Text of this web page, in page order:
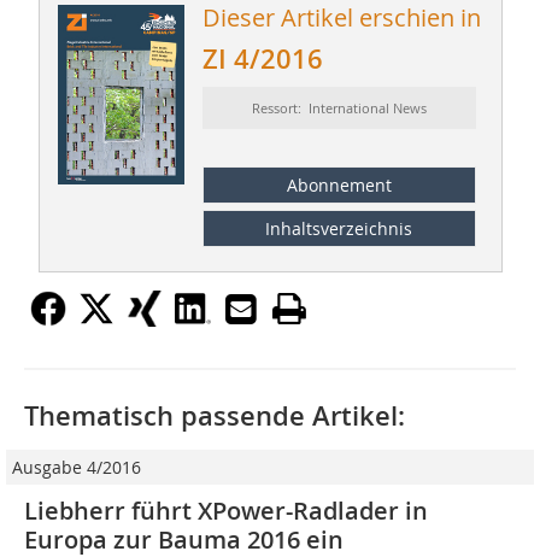
Dieser Artikel erschien in
ZI 4/2016
Ressort: International News
Abonnement
Inhaltsverzeichnis
Thematisch passende Artikel:
Ausgabe 4/2016
Liebherr führt XPower-Radlader in
Europa zur Bauma 2016 ein